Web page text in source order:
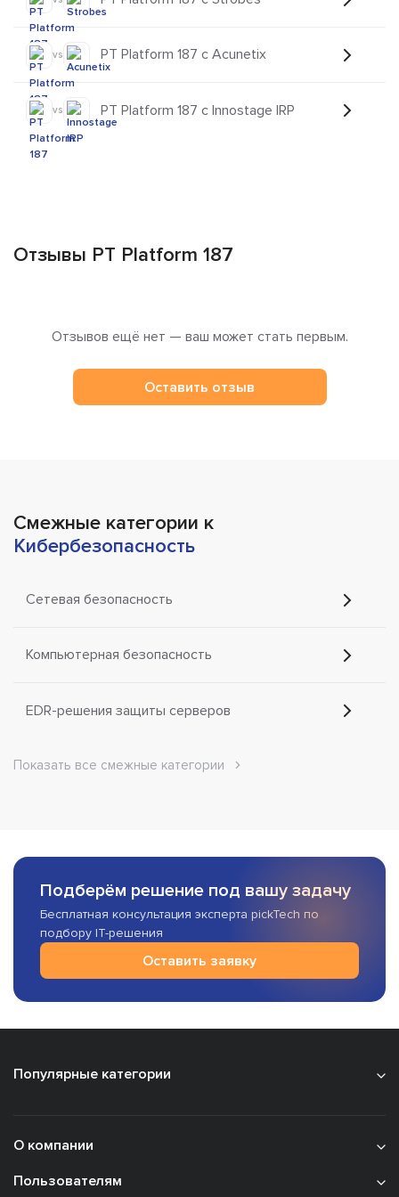
vs PT Platform 187 с Acunetix
vs PT Platform 187 с Innostage IRP
Отзывы PT Platform 187
Отзывов ещё нет — ваш может стать первым.
Оставить отзыв
Смежные категории к
Кибербезопасность
Сетевая безопасность
Компьютерная безопасность
EDR-решения защиты серверов
Показать все смежные категории
Подберём решение под вашу задачу
Бесплатная консультация эксперта pickTech по
подбору IT-решения
Оставить заявку
Популярные категории
О компании
Пользователям